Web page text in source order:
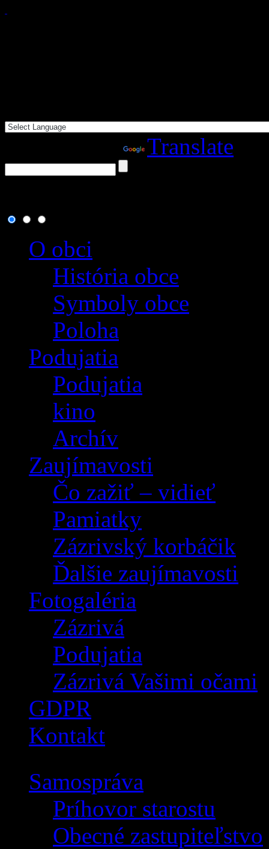
Translate
O obci
História obce
Symboly obce
Poloha
Podujatia
Podujatia
kino
Archív
Zaujímavosti
Čo zažiť – vidieť
Pamiatky
Zázrivský korbáčik
Ďalšie zaujímavosti
Fotogaléria
Zázrivá
Podujatia
Zázrivá Vašimi očami
GDPR
Kontakt
Samospráva
Príhovor starostu
Obecné zastupiteľstvo